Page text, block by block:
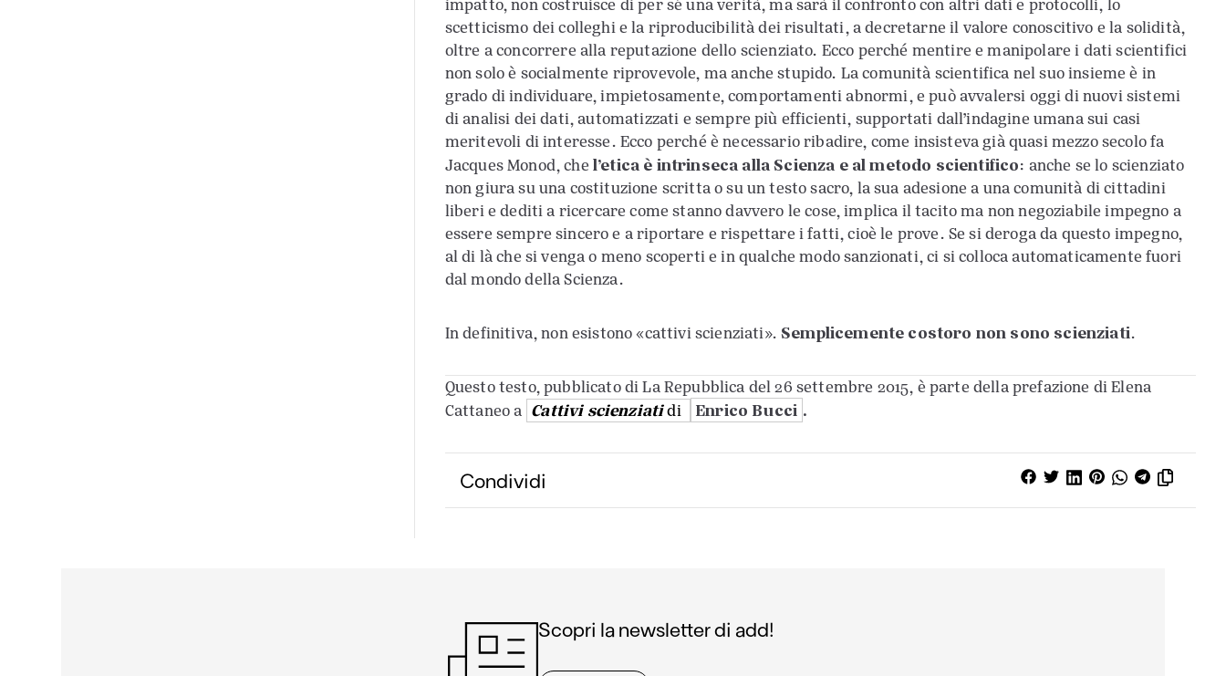
scetticismo dei colleghi e la riproducibilità dei risultati, a decretarne il valore conoscitivo e la solidità,
oltre a concorrere alla reputazione dello scienziato. Ecco perché mentire e manipolare i dati scientifici
non solo è socialmente riprovevole, ma anche stupido. La comunità scientifica nel suo insieme è in
grado di individuare, impietosamente, comportamenti abnormi, e può avvalersi oggi di nuovi sistemi
di analisi dei dati, automatizzati e sempre più efficienti, supportati dall’indagine umana sui casi
meritevoli di interesse. Ecco perché è necessario ribadire, come insisteva già quasi mezzo secolo fa
Jacques Monod, che l’etica è intrinseca alla Scienza e al metodo scientifico: anche se lo scienziato
non giura su una costituzione scritta o su un testo sacro, la sua adesione a una comunità di cittadini
liberi e dediti a ricercare come stanno davvero le cose, implica il tacito ma non negoziabile impegno a
essere sempre sincero e a riportare e rispettare i fatti, cioè le prove. Se si deroga da questo impegno,
al di là che si venga o meno scoperti e in qualche modo sanzionati, ci si colloca automaticamente fuori
dal mondo della Scienza.
In definitiva, non esistono «cattivi scienziati».Semplicemente costoro non sono scienziati.
Questo testo, pubblicato di La Repubblica del 26 settembre 2015, è parte della prefazione di Elena
Cattaneo a Cattivi scienziatidi Enrico Bucci .
Condividi
Scopri la newsletter di add!